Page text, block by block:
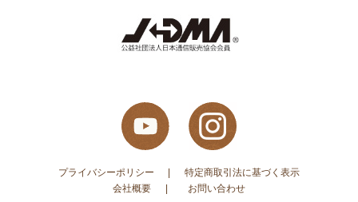
プライバシーポリシー
特定商取引法に基づく表示
会社概要
お問い合わせ